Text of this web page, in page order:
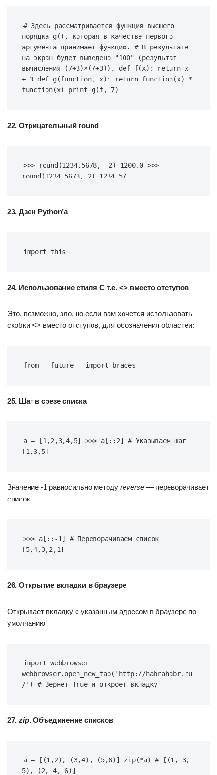
# Здесь рассматривается функция высшего
порядка g(), которая в качестве первого
аргумента принимает функцию. # В результате
на экран будет выведено "100" (результат
вычисления (7+3)×(7+3)). def f(x): return x
+ 3 def g(function, x): return function(x) *
function(x) print g(f, 7)
22. Отрицательный round
>>> round(1234.5678, -2) 1200.0 >>>
round(1234.5678, 2) 1234.57
23. Дзен Python’a
import this
24. Использование стиля C т.е. <> вместо отступов
Это, возможно, зло, но если вам хочется использовать
скобки <> вместо отступов, для обозначения областей:
from __future__ import braces
25. Шаг в срезе списка
a = [1,2,3,4,5] >>> a[::2] # Указываем шаг
[1,3,5]
Значение -1 равносильно методу reverse — переворачивает
список:
>>> a[::-1] # Переворачиваем список
[5,4,3,2,1]
26. Открытие вкладки в браузере
Открывает вкладку с указанным адресом в браузере по
умолчанию.
import webbrowser
webbrowser.open_new_tab('http://habrahabr.ru
/') # Вернет True и откроет вкладку
27. zip. Объединение списков
a = [(1,2), (3,4), (5,6)] zip(*a) # [(1, 3,
5), (2, 4, 6)]